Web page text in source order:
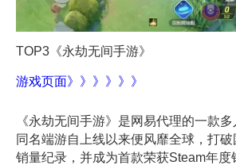
TOP3 《永劫无间手游》
游戏页面》》》》》》
《永劫无间手游》是网易代理的一款多
同名端游自上线以来便风靡全球，打
销量纪录，并成为首款荣获Steam年度